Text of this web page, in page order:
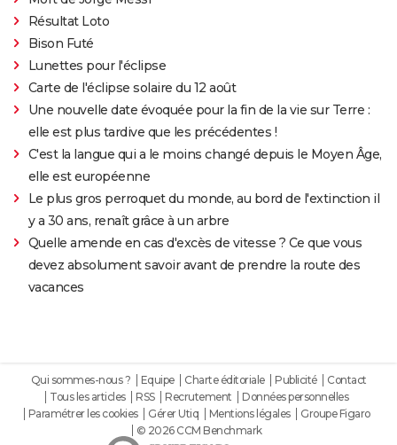
Résultat Loto
Bison Futé
Lunettes pour l'éclipse
Carte de l'éclipse solaire du 12 août
Une nouvelle date évoquée pour la fin de la vie sur Terre :
elle est plus tardive que les précédentes !
C'est la langue qui a le moins changé depuis le Moyen Âge,
elle est européenne
Le plus gros perroquet du monde, au bord de l'extinction il
y a 30 ans, renaît grâce à un arbre
Quelle amende en cas d'excès de vitesse ? Ce que vous
devez absolument savoir avant de prendre la route des
vacances
Qui sommes-nous ? Equipe Charte éditoriale Publicité
Contact
Tous les articles
RSS Recrutement
Données personnelles
Paramétrer les cookies
Gérer Utiq Mentions légales
Groupe Figaro
© 2026 CCM Benchmark